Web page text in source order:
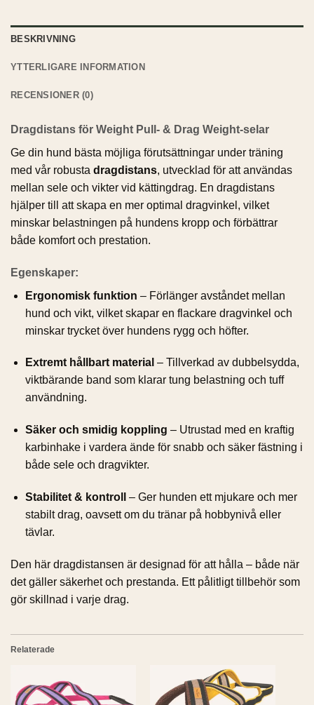
BESKRIVNING
YTTERLIGARE INFORMATION
RECENSIONER (0)
Dragdistans för Weight Pull- & Drag Weight-selar
Ge din hund bästa möjliga förutsättningar under träning
med vår robusta dragdistans, utvecklad för att användas
mellan sele och vikter vid kättingdrag. En dragdistans
hjälper till att skapa en mer optimal dragvinkel, vilket
minskar belastningen på hundens kropp och förbättrar
både komfort och prestation.
Egenskaper:
Ergonomisk funktion – Förlänger avståndet mellan
hund och vikt, vilket skapar en flackare dragvinkel och
minskar trycket över hundens rygg och höfter.
Extremt hållbart material – Tillverkad av dubbelsydda,
viktbärande band som klarar tung belastning och tuff
användning.
Säker och smidig koppling – Utrustad med en kraftig
karbinhake i vardera ände för snabb och säker fästning i
både sele och dragvikter.
Stabilitet & kontroll
– Ger hunden ett mjukare och mer
stabilt drag, oavsett om du tränar på hobbynivå eller
tävlar.
Den här dragdistansen är designad för att hålla – både när
det gäller säkerhet och prestanda. Ett pålitligt tillbehör som
gör skillnad i varje drag.
Relaterade